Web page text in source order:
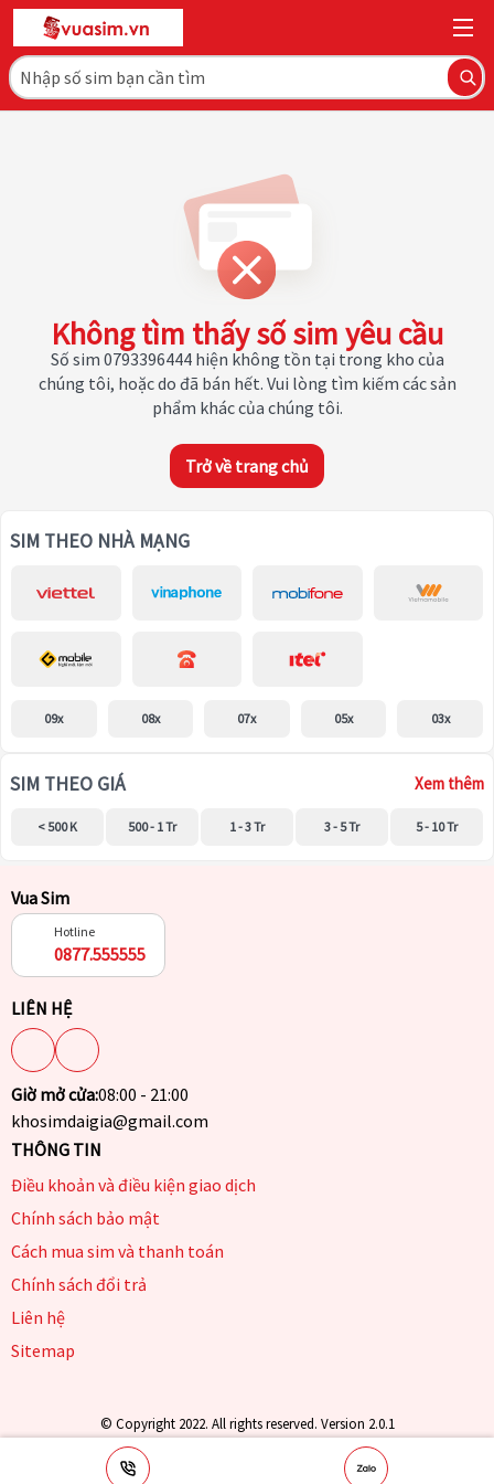
Không tìm thấy số sim yêu cầu
Số sim 0793396444 hiện không tồn tại trong kho của
chúng tôi, hoặc do đã bán hết. Vui lòng tìm kiếm các sản
phẩm khác của chúng tôi.
Trở về trang chủ
SIM THEO NHÀ MẠNG
09x 08x 07x 05x 03x
SIM THEO GIÁ Xem thêm
< 500 K 500 - 1 Tr 1 - 3 Tr 3 - 5 Tr 5 - 10 Tr
Vua Sim
Hotline
0877.555555
LIÊN HỆ
Giờ mở cửa:08:00 - 21:00
khosimdaigia@gmail.com
THÔNG TIN
Điều khoản và điều kiện giao dịch
Chính sách bảo mật
Cách mua sim và thanh toán
Chính sách đổi trả
Liên hệ
Sitemap
© Copyright 2022. All rights reserved. Version 2.0.1